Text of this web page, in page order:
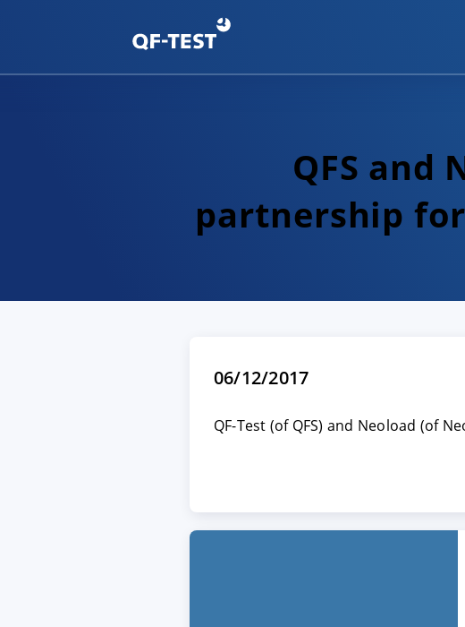
QFS and
partnership
06/12/2017
QF-Test (of QFS) and Neoload (of